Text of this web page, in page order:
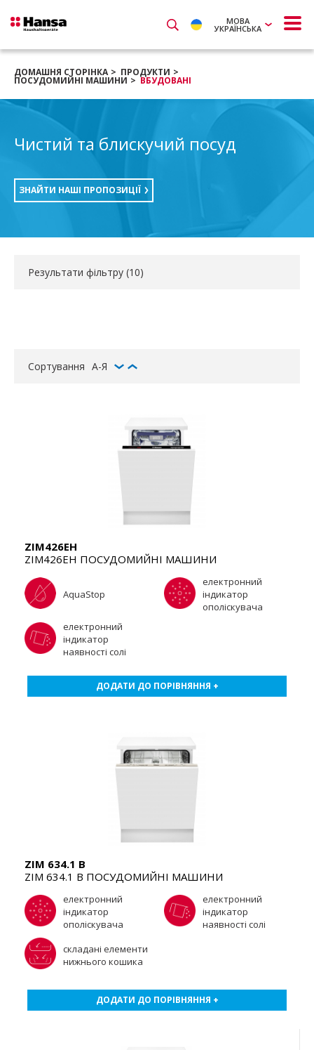
МОВА
УКРАЇНСЬКА
ДОМАШНЯ СТОРІНКА ПРОДУКТИ
ПОСУДОМИЙНІ МАШИНИ ВБУДОВАНІ
Чистий та блискучий посуд
ЗНАЙТИ НАШІ ПРОПОЗИЦІЇ
Результати фільтру (10)
Сортування А-Я
ZIM426EH
ZIM426EH ПОСУДОМИЙНІ МАШИНИ
AquaStop
електронний
індикатор
ополіскувача
електронний
індикатор
наявності солі
ДОДАТИ ДО ПОРІВНЯННЯ +
ZIM 634.1 B
ZIM 634.1 B ПОСУДОМИЙНІ МАШИНИ
електронний
індикатор
ополіскувача
електронний
індикатор
наявності солі
складані елементи
нижнього кошика
ДОДАТИ ДО ПОРІВНЯННЯ +